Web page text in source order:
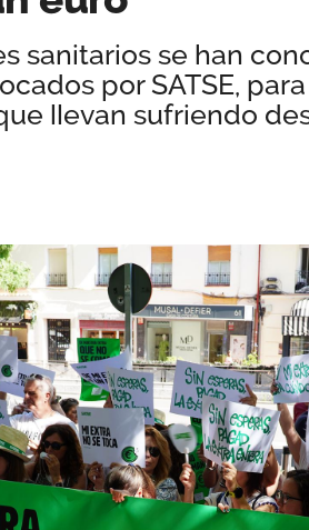
sanitarios se han
por SATSE,
llevan sufriendo